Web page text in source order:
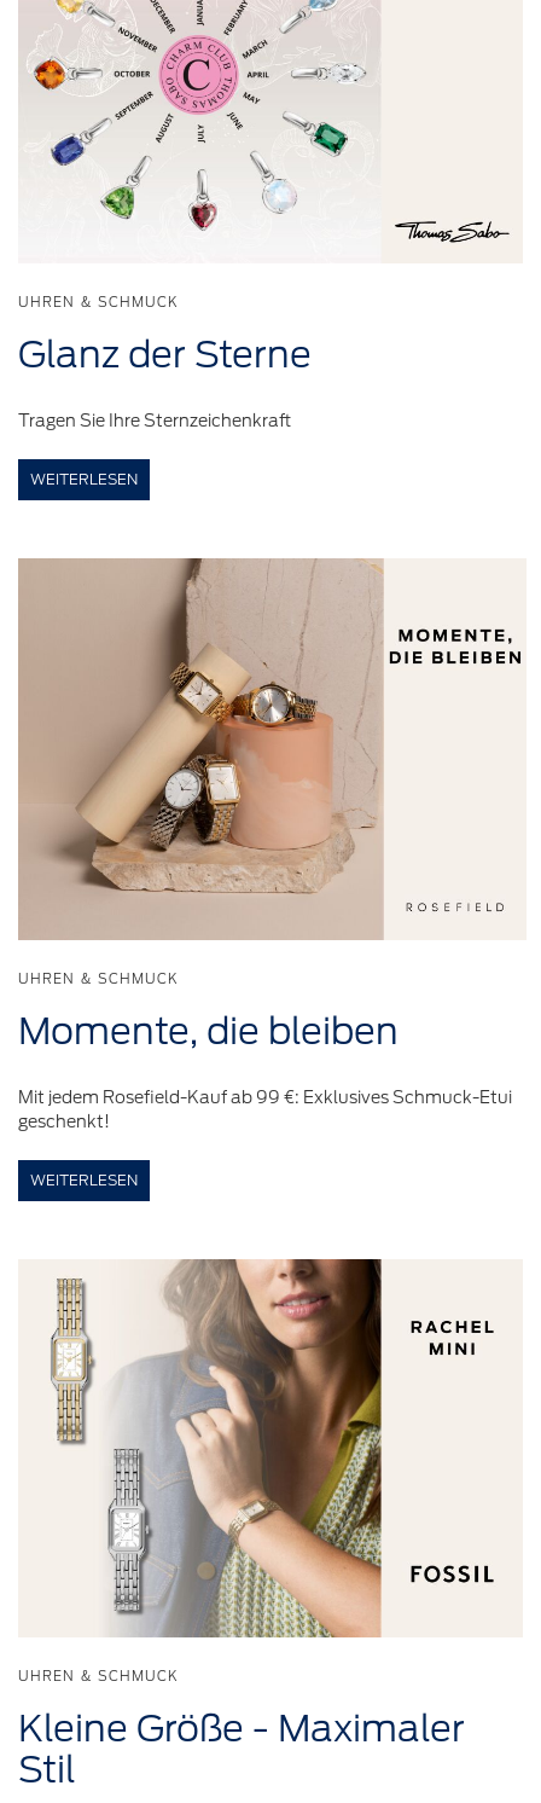
UHREN & SCHMUCK
Glanz der Sterne
Tragen Sie Ihre Sternzeichenkraft
WEITERLESEN
UHREN & SCHMUCK
Momente, die bleiben
Mit jedem Rosefield-Kauf ab 99 €: Exklusives Schmuck-Etui
geschenkt!
WEITERLESEN
UHREN & SCHMUCK
Kleine Größe - Maximaler
Stil